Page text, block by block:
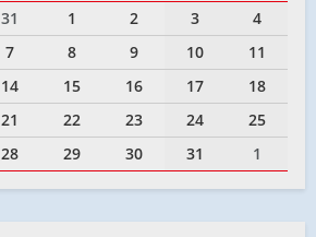
31 1 2 3
4
7 8 9 10
11
14 15 16 17
18
21 22 23 24
25
28 29 30 31 1